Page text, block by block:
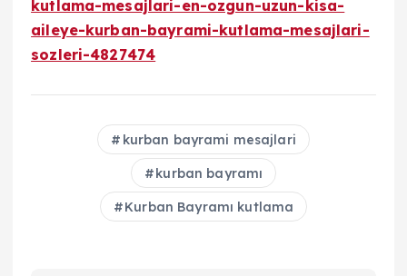
kutlama-mesajlari-en-ozgun-uzun-kisa-
aileye-kurban-bayrami-kutlama-mesajlari-
sozleri-4827474
kurban bayrami mesajlari
kurban bayramı
Kurban Bayramı kutlama